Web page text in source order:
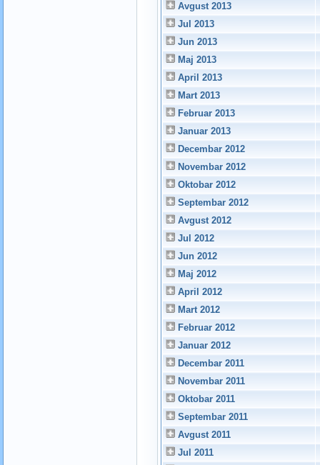
Avgust 2013
Jul 2013
Jun 2013
Maj 2013
April 2013
Mart 2013
Februar 2013
Januar 2013
Decembar 2012
Novembar 2012
Oktobar 2012
Septembar 2012
Avgust 2012
Jul 2012
Jun 2012
Maj 2012
April 2012
Mart 2012
Februar 2012
Januar 2012
Decembar 2011
Novembar 2011
Oktobar 2011
Septembar 2011
Avgust 2011
Jul 2011